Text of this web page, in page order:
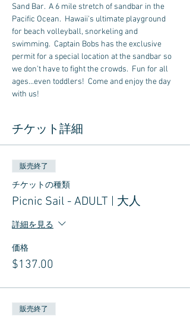
Sand Bar.  A 6 mile stretch of sandbar in the
Pacific Ocean.  Hawaii's ultimate playground
for beach volleyball, snorkeling and
swimming.  Captain Bobs has the exclusive
permit for a special location at the sandbar so
we don't have to fight the crowds.  Fun for all
ages...even toddlers!  Come and enjoy the day
with us!
チケット詳細
販売終了
チケットの種類
Picnic Sail - ADULT | 大人
詳細を見る
価格
$137.00
販売終了